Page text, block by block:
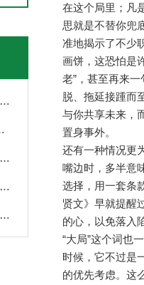
在这个局里；凡
思就是不替你兜
准地揭示了不少
画饼，这恐怕是
老”，甚至再来
脱、拖延接踵而
与你共享未来，
置身事外。
还有一种情况更
嘴边时，多半意
选择，用一套条
贤文》早就提醒
的心，以免落入
“大局”这个词也
时候，它不过是
的优先考虑。这